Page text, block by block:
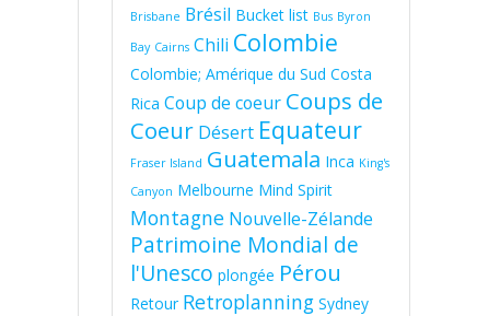
Brisbane Brésil Bucket list Bus Byron
Bay Cairns Chili Colombie
Colombie; Amérique du Sud Costa
Rica Coup de coeur Coups de
Coeur Désert Equateur
Fraser Island Guatemala Inca King's
Canyon Melbourne Mind Spirit
Montagne Nouvelle-Zélande
Patrimoine Mondial de
l'Unesco plongée Pérou
Retour Retroplanning Sydney